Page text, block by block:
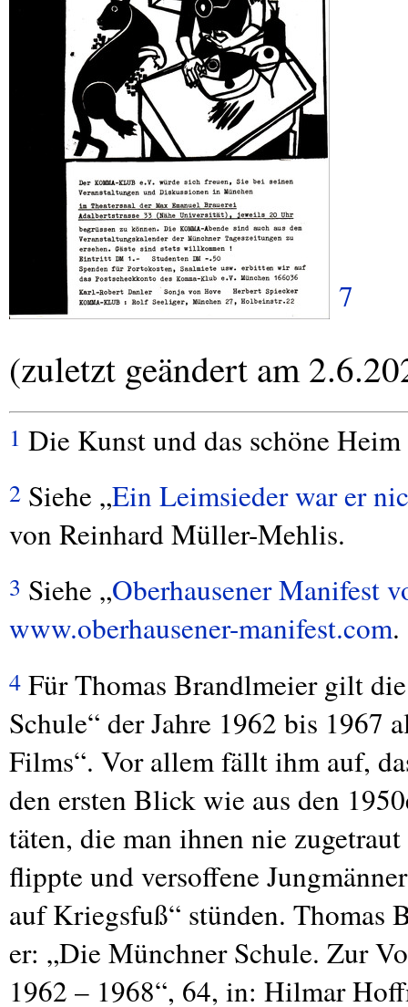
7
(zuletzt geändert am
1 Die Kunst und das schöne
2 Siehe „Ein Leimsieder war er
von Reinhard Müller-Mehlis.
3 Siehe „Oberhausener Manifest
www.oberhausener-manifest.com.
4 Für Thomas Brandlmeier gilt
Schule“ der Jahre 1962 bis 1967
Films“. Vor allem fällt ihm auf,
den ersten Blick wie aus den
täten, die man ihnen nie
flippte und versoffene
auf Kriegsfuß“ stünden. Thomas
er: „Die Münchner Schule. Zur
1962 – 1968“, 64, in: Hilmar